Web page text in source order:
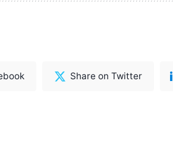
Share on Twitter